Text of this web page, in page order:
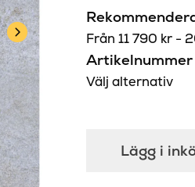
Från11 790 kr -
Artikelnummer
Välj alternativ
Lägg i